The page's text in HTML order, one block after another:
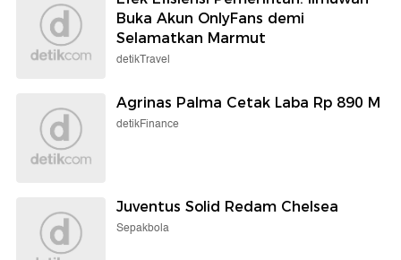
Buka Akun OnlyFans demi
Selamatkan Marmut
detikTravel
Agrinas Palma Cetak Laba Rp 890 M
detikFinance
Juventus Solid Redam Chelsea
Sepakbola